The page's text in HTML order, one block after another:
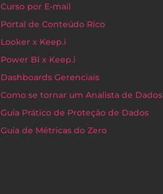
Curso por E-mail
Portal de Conteúdo Rico
Looker x Keep.i
Power BI x Keep.i
Dashboards Gerenciais
Como se tornar um Analista de Dados
Guia Prático de Proteção de Dados
Guia de Métricas do Zero